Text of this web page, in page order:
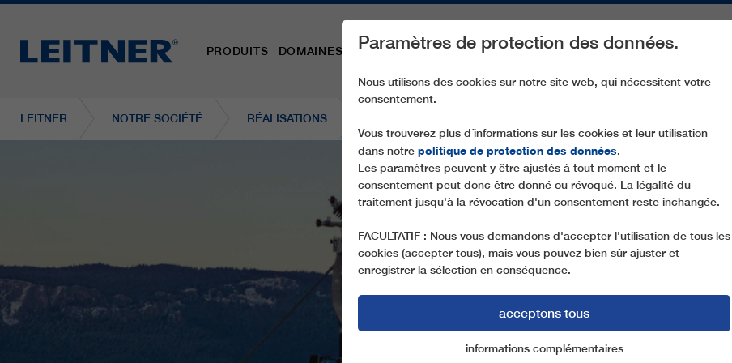
PRODUITS DOMAINES D´ACTIVITÉS PIÈCES DE RECHANGE SERVICE NOTRE SOCIÉTÉ
LEITNER NOTRE SOCIÉTÉ RÉALISATIONS
Paramètres de protection des données.
Nous utilisons des cookies sur notre site web, qui nécessitent votre
consentement.
Vous trouverez plus d´informations sur les cookies et leur utilisation
dans notre politique de protection des données.
Les paramètres peuvent y être ajustés à tout moment et le
consentement peut donc être donné ou révoqué. La légalité du
traitement jusqu'à la révocation d'un consentement reste inchangée.
FACULTATIF : Nous vous demandons d'accepter l'utilisation de tous les
cookies (accepter tous), mais vous pouvez bien sûr ajuster et
enregistrer la sélection en conséquence.
acceptons tous
cookies essentiels Marketing
informations complémentaires